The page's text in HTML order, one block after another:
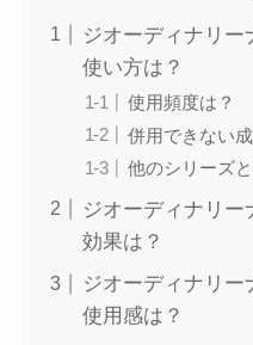
ジオーディナリ
使い方は？
使用頻度は？
併用できない
他のシリーズ
ジオーディナリ
効果は？
ジオーディナリ
使用感は？